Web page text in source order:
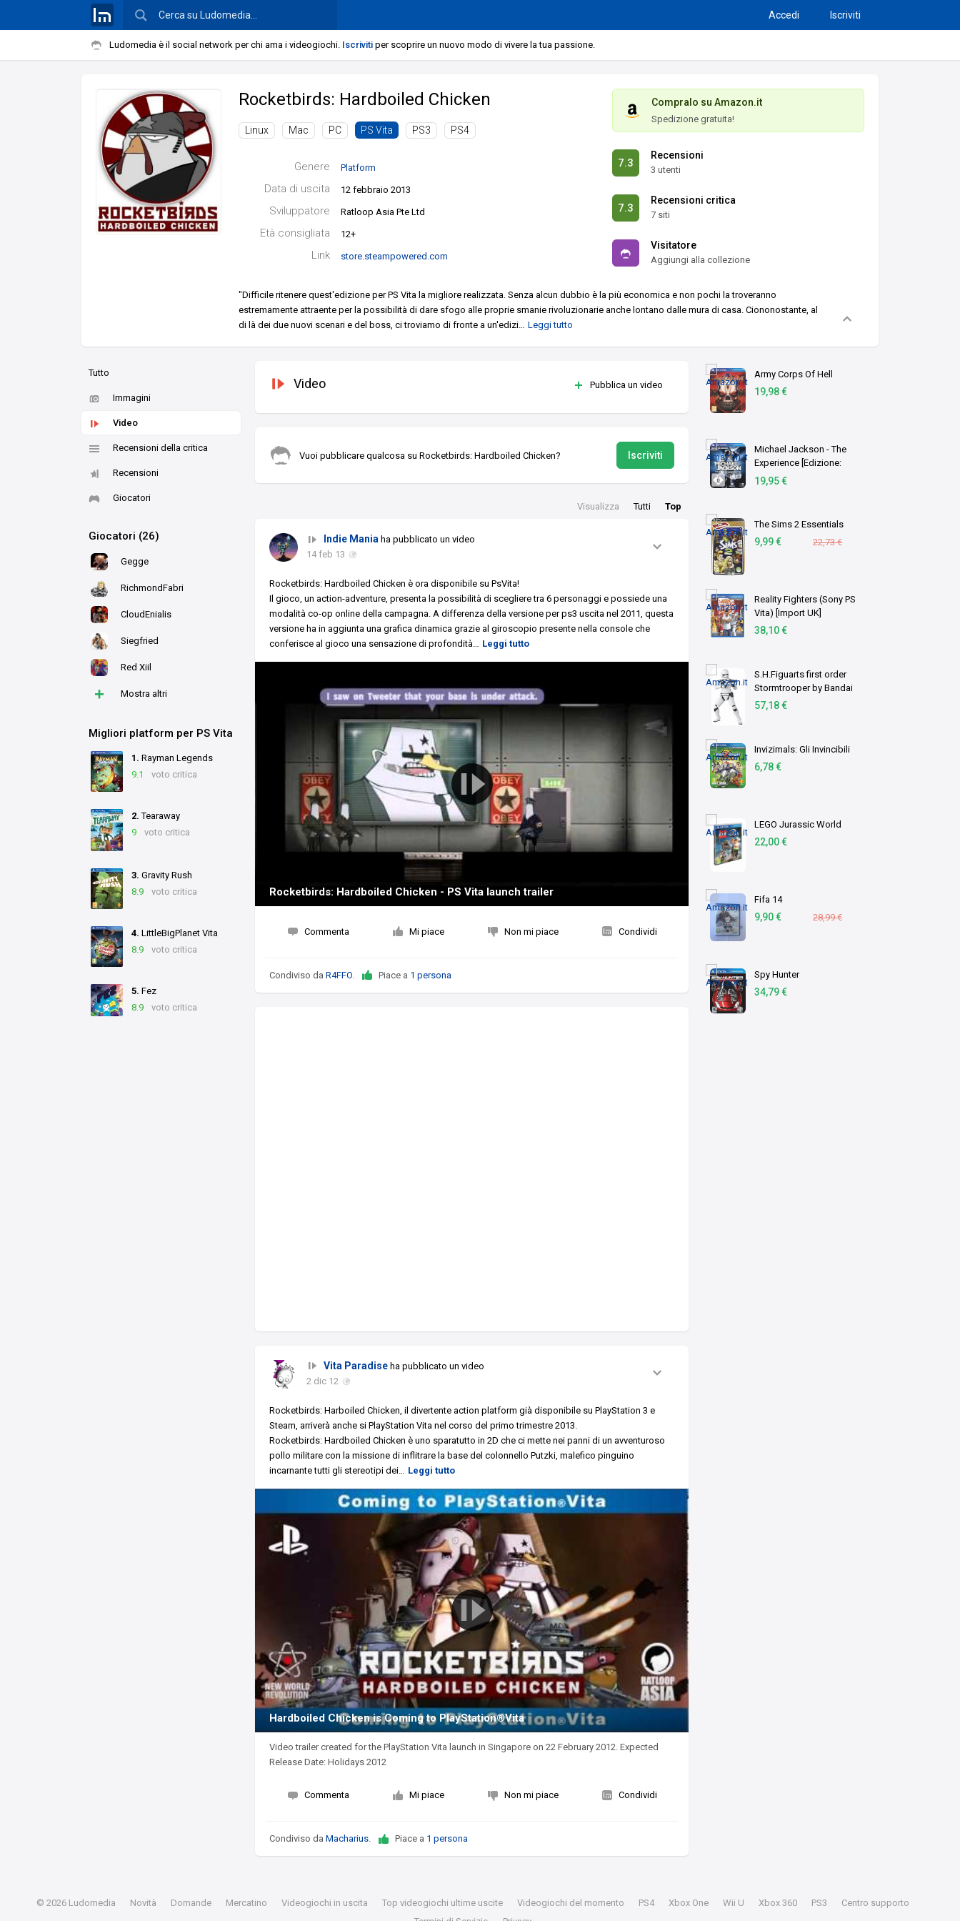
Accedi Iscriviti
Ludomedia è il social network per chi ama i videogiochi. Iscriviti per scoprire un nuovo modo di vivere la tua passione.
Rocketbirds: Hardboiled Chicken
Linux Mac PC PS Vita PS3 PS4
Genere Platform
Data di uscita 12 febbraio 2013
Sviluppatore Ratloop Asia Pte Ltd
Età consigliata 12+
Link store.steampowered.com
Compralo su Amazon.it
Spedizione gratuita!
7.3
Recensioni
3 utenti
7.3
Recensioni critica
7 siti
Visitatore
Aggiungi alla collezione
"Difficile ritenere quest'edizione per PS Vita la migliore realizzata. Senza alcun dubbio è la più economica e non pochi la troveranno
estremamente attraente per la possibilità di dare sfogo alle proprie smanie rivoluzionarie anche lontano dalle mura di casa. Ciononostante, al
di là dei due nuovi scenari e del boss, ci troviamo di fronte a un'edizi… Leggi tutto
Tutto
Immagini
Video
Recensioni della critica
Recensioni
Giocatori
Giocatori (26)
Gegge
RichmondFabri
CloudEnialis
Siegfried
Red Xiil
+ Mostra altri
Migliori platform per PS Vita
1. Rayman Legends
9.1
voto critica
2. Tearaway
9
voto critica
3. Gravity Rush
8.9
voto critica
4. LittleBigPlanet Vita
8.9
voto critica
5. Fez
8.9
voto critica
Army Corps Of Hell
19,98 €
Michael Jackson - The
Experience [Edizione:
Germania]
19,95 €
The Sims 2 Essentials
9,99 € 22,73 €
Reality Fighters (Sony PS
Vita) [Import UK]
38,10 €
S.H.Figuarts first order
Stormtrooper by Bandai
57,18 €
Invizimals: Gli Invincibili
6,78 €
LEGO Jurassic World
22,00 €
Fifa 14
9,90 € 28,99 €
Spy Hunter
34,79 €
Pubblica un video
Video
Vuoi pubblicare qualcosa su Rocketbirds: Hardboiled Chicken? Iscriviti
Visualizza Tutti Top
Indie Mania ha pubblicato un video
14 feb 13
Rocketbirds: Hardboiled Chicken è ora disponibile su PsVita!
Il gioco, un action-adventure, presenta la possibilità di scegliere tra 6 personaggi e possiede una
modalità co-op online della campagna. A differenza della versione per ps3 uscita nel 2011, questa
versione ha in aggiunta una grafica dinamica grazie al giroscopio presente nella console che
conferisce al gioco una sensazione di profondità… Leggi tutto
Rocketbirds: Hardboiled Chicken - PS Vita launch trailer
Commenta Mi piace Non mi piace Condividi
Condiviso daR4FFO Piace a 1 persona
Vita Paradise ha pubblicato un video
2 dic 12
Rocketbirds: Harboiled Chicken, il divertente action platform già disponibile su PlayStation 3 e
Steam, arriverà anche si PlayStation Vita nel corso del primo trimestre 2013.
Rocketbirds: Hardboiled Chicken è uno sparatutto in 2D che ci mette nei panni di un avventuroso
pollo militare con la missione di inflitrare la base del colonnello Putzki, malefico pinguino
incarnante tutti gli stereotipi dei
Leggi tutto
Hardboiled Chicken is Coming to PlayStation®Vita
Video trailer created for the PlayStation Vita launch in Singapore on 22 February 2012. Expected
Release Date: Holidays 2012
Commenta Mi piace Non mi piace Condividi
Condiviso daMacharius. Piace a 1 persona
© 2026 Ludomedia Novità Domande Mercatino Videogiochi in uscita Top videogiochi ultime uscite Videogiochi del momento PS4 Xbox One Wii U Xbox 360 PS3
Centro supporto